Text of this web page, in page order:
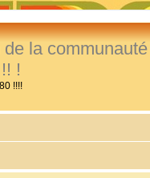
la communauté
!
!!!!